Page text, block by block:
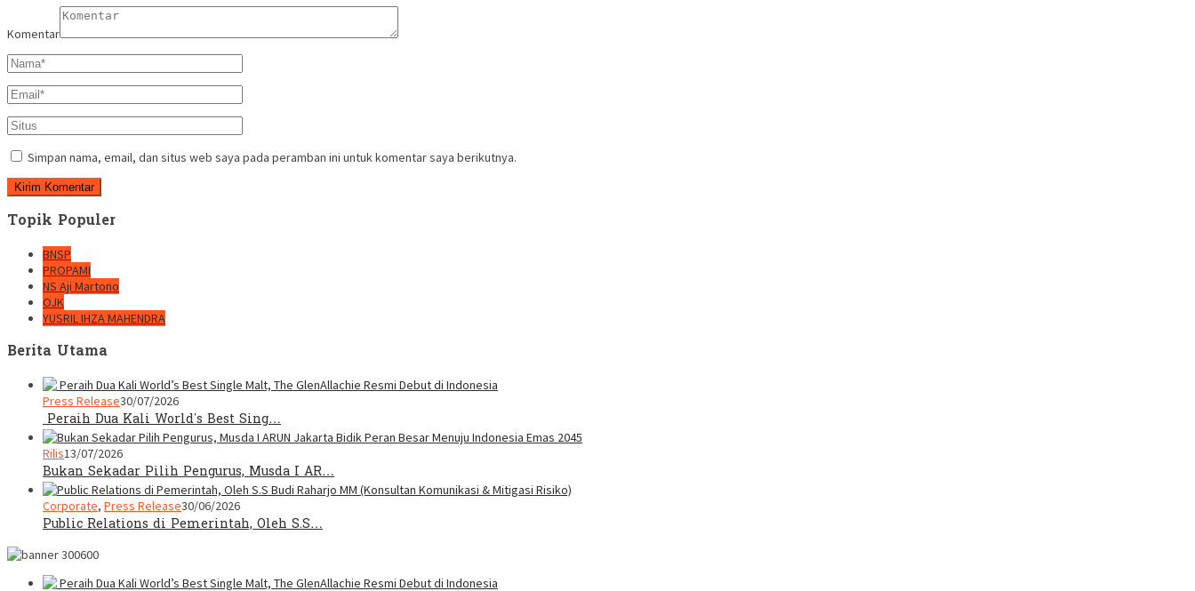
Komentar
Simpan nama, email, dan situs web saya pada peramban ini untuk komentar saya berikutnya.
Topik Populer
BNSP
PROPAMI
NS Aji Martono
OJK
YUSRIL IHZA MAHENDRA
Berita Utama
Press Release30/07/2026
Peraih Dua Kali World’s Best Sing…
Rilis13/07/2026
Bukan Sekadar Pilih Pengurus, Musda I AR…
Corporate, Press Release30/06/2026
Public Relations di Pemerintah, Oleh S.S…